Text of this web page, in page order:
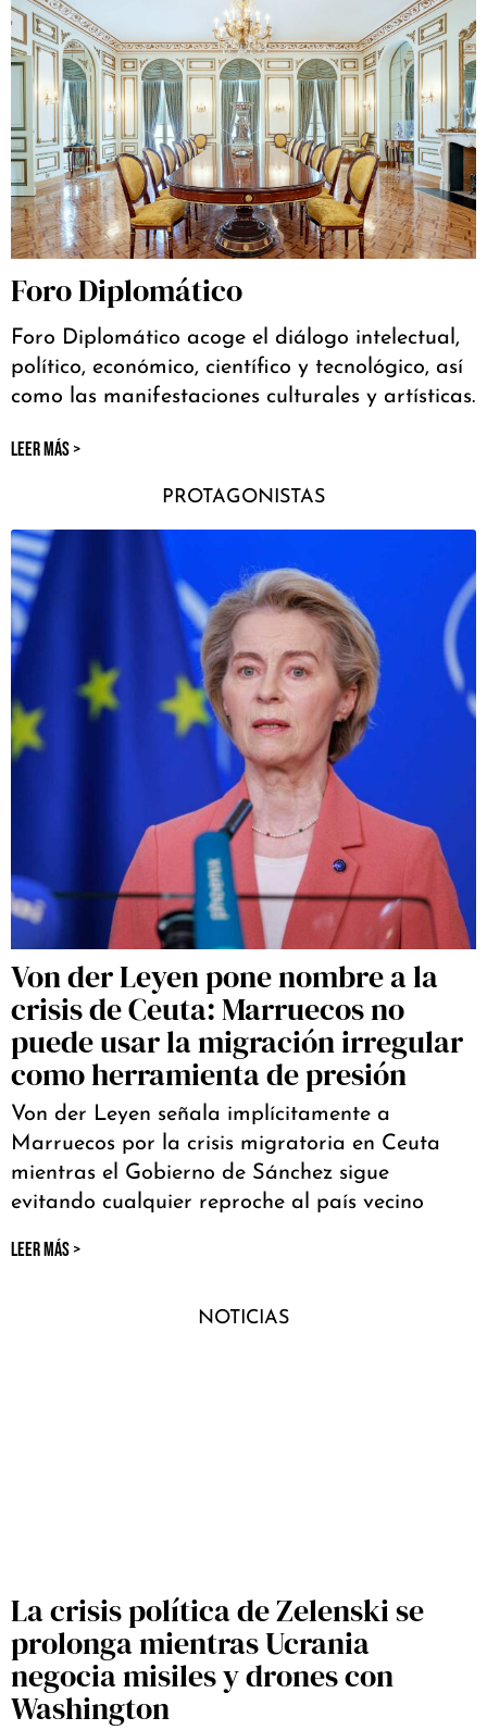
Foro Diplomático
Foro Diplomático acoge el diálogo intelectual,
político, económico, científico y tecnológico, así
como las manifestaciones culturales y artísticas.
LEER MÁS >
PROTAGONISTAS
Von der Leyen pone nombre a la
crisis de Ceuta: Marruecos no
puede usar la migración irregular
como herramienta de presión
Von der Leyen señala implícitamente a
Marruecos por la crisis migratoria en Ceuta
mientras el Gobierno de Sánchez sigue
evitando cualquier reproche al país vecino
LEER MÁS >
NOTICIAS
La crisis política de Zelenski se
prolonga mientras Ucrania
negocia misiles y drones con
Washington